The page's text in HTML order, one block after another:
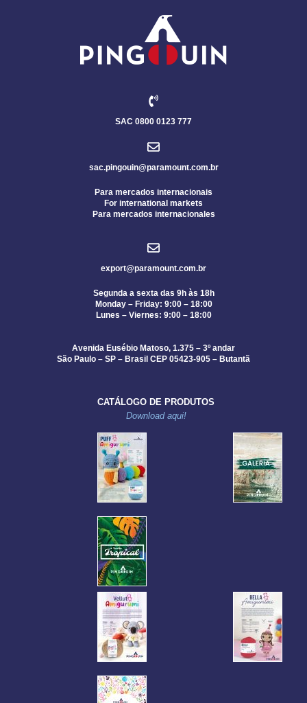
SAC 0800 0123 777
sac.pingouin@paramount.com.br
Para mercados internacionais
For international markets
Para mercados internacionales
export@paramount.com.br
Segunda a sexta das 9h às 18h
Monday – Friday: 9:00 – 18:00
Lunes – Viernes: 9:00 – 18:00
Avenida Eusébio Matoso, 1.375 – 3º andar
São Paulo – SP – Brasil CEP 05423-905 – Butantã
CATÁLOGO DE PRODUTOS
Download aqui!